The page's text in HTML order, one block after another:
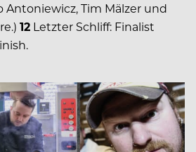
Antoniewicz, Tim Mälzer und
12 Letzter Schliff: Finalist